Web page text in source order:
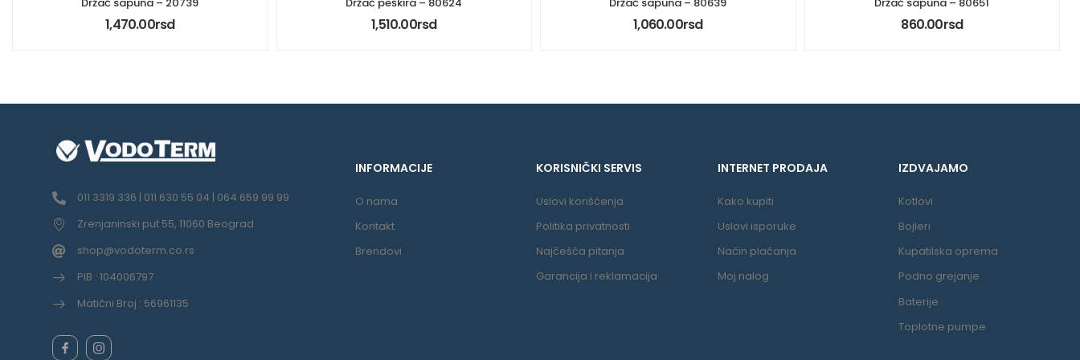
1,470.00rsd 1,510.00rsd 1,060.00rsd 860.00rsd
011 3319 336 | 011 630 55 04 | 064 659 99 99
Zrenjaninski put 55, 11060 Beograd
shop@vodoterm.co.rs
PIB : 104006797
Matični Broj : 56961135
INFORMACIJE
O nama
Kontakt
Brendovi
KORISNIČKI SERVIS
Uslovi korišćenja
Politika privatnosti
Najčešća pitanja
Garancija i reklamacija
INTERNET PRODAJA
Kako kupiti
Uslovi isporuke
Način plaćanja
Moj nalog
IZDVAJAMO
Kotlovi
Bojleri
Kupatilska oprema
Podno grejanje
Baterije
Toplotne pumpe